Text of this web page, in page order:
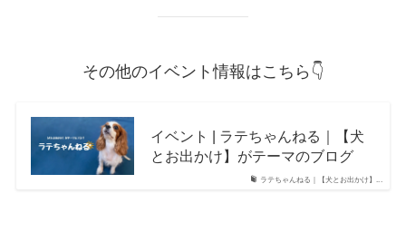
その他のイベント情報はこちら👇
ラテちゃんねる｜【犬とお出かけ】...
イベント | ラテちゃんねる｜【犬
とお出かけ】がテーマのブログ